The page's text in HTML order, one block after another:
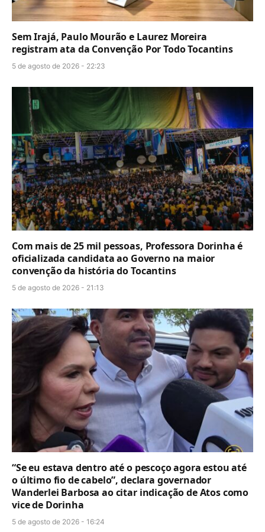
Sem Irajá, Paulo Mourão e Laurez Moreira
registram ata da Convenção Por Todo Tocantins
5 de agosto de 2026 - 22:23
Com mais de 25 mil pessoas, Professora Dorinha é
oficializada candidata ao Governo na maior
convenção da história do Tocantins
5 de agosto de 2026 - 21:13
“Se eu estava dentro até o pescoço agora estou até
o último fio de cabelo”, declara governador
Wanderlei Barbosa ao citar indicação de Atos como
vice de Dorinha
5 de agosto de 2026 - 16:24